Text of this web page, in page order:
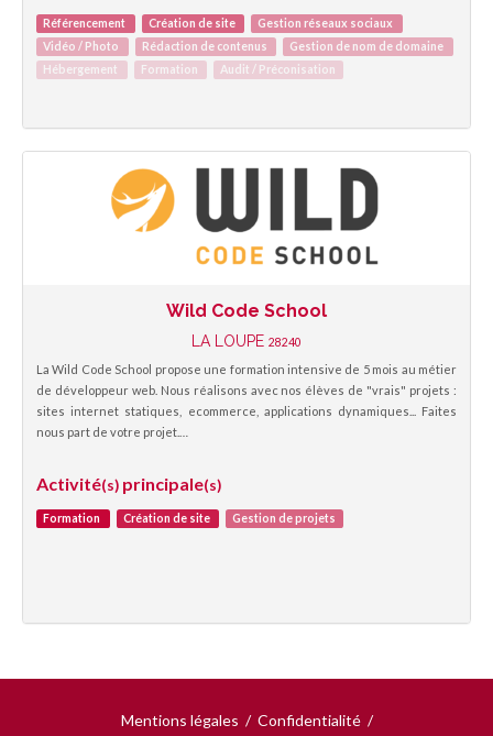
Référencement Création de site
Gestion réseaux sociaux
Vidéo / Photo
Rédaction de contenus
Gestion de nom de domaine
Hébergement
Formation Audit / Préconisation
Wild Code School
LA LOUPE 28240
La Wild Code School propose une formation intensive de 5 mois au métier
de développeur web. Nous réalisons avec nos élèves de "vrais" projets :
sites internet statiques, ecommerce, applications dynamiques... Faites
nous part de votre projet.…
Activité(s) principale(s)
Formation Création de site Gestion de projets
Mentions légales / Confidentialité /